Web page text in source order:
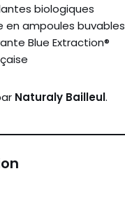
biologiques
en ampoules buvables
Blue Extraction®
Naturaly Bailleul.